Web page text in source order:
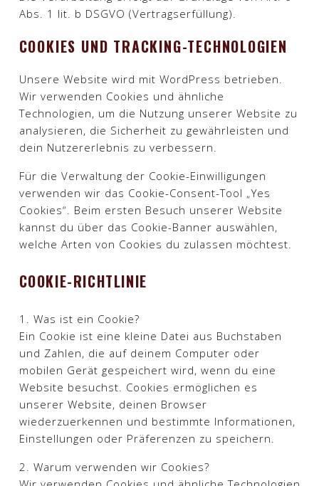
Abs. 1 lit. b DSGVO (Vertragserfüllung).​
COOKIES UND TRACKING-TECHNOLOGIEN
Unsere Website wird mit WordPress betrieben.
Wir verwenden Cookies und ähnliche
Technologien, um die Nutzung unserer Website zu
analysieren, die Sicherheit zu gewährleisten und
dein Nutzererlebnis zu verbessern.
Für die Verwaltung der Cookie-Einwilligungen
verwenden wir das Cookie-Consent-Tool „Yes
Cookies“. Beim ersten Besuch unserer Website
kannst du über das Cookie-Banner auswählen,
welche Arten von Cookies du zulassen möchtest.
COOKIE-RICHTLINIE
1. Was ist ein Cookie?
Ein Cookie ist eine kleine Datei aus Buchstaben
und Zahlen, die auf deinem Computer oder
mobilen Gerät gespeichert wird, wenn du eine
Website besuchst. Cookies ermöglichen es
unserer Website, deinen Browser
wiederzuerkennen und bestimmte Informationen,
Einstellungen oder Präferenzen zu speichern.
2. Warum verwenden wir Cookies?